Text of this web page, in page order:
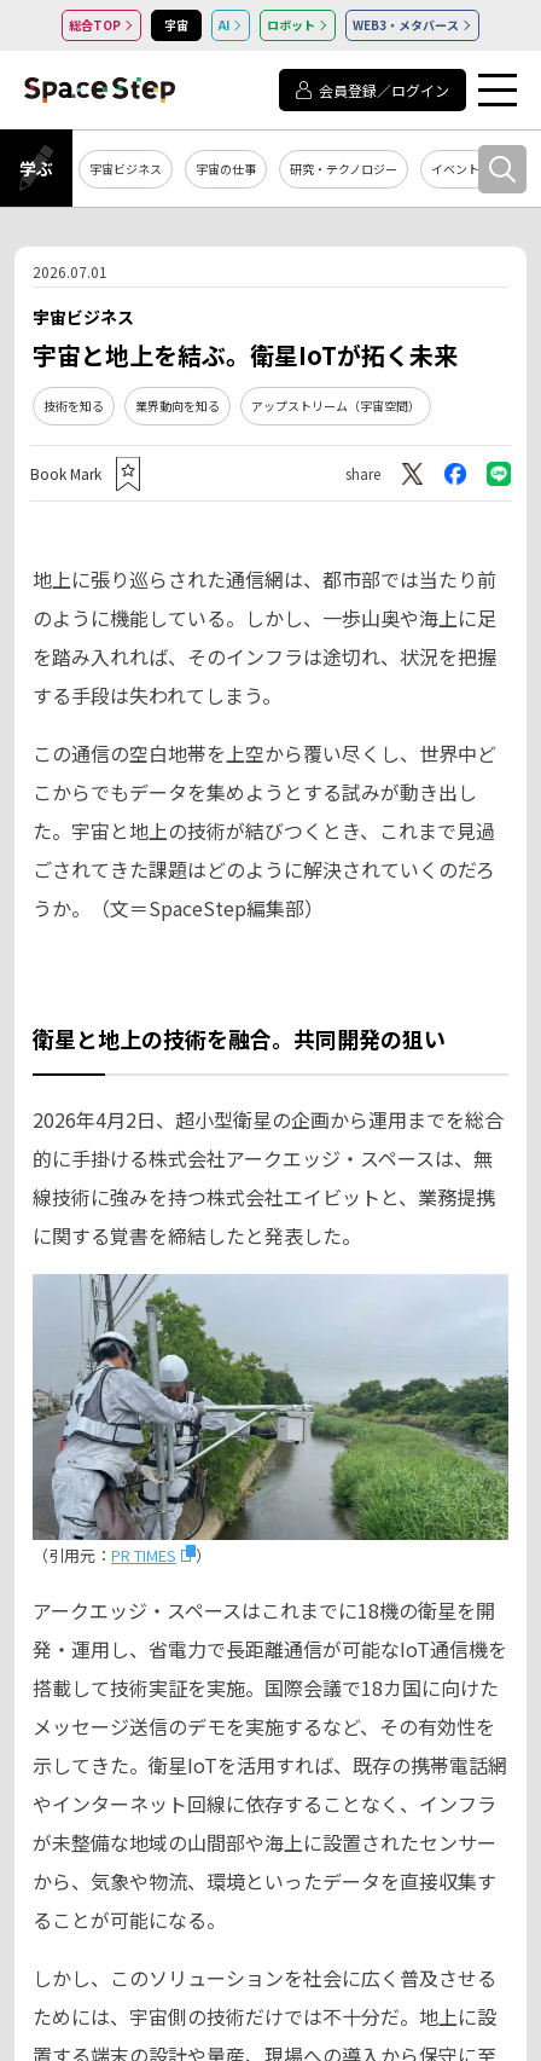
総合TOP 宇宙 AI ロボット WEB3・メタバース
会員登録／ログイン
学ぶ 宇宙ビジネス 宇宙の仕事 研究・テクノロジー イベント・セミナー
2026.07.01
宇宙ビジネス
宇宙と地上を結ぶ。衛星IoTが拓く未来
技術を知る 業界動向を知る アップストリーム（宇宙空間）
Book Mark share
地上に張り巡らされた通信網は、都市部では当たり前
のように機能している。しかし、一歩山奥や海上に足
を踏み入れれば、そのインフラは途切れ、状況を把握
する手段は失われてしまう。
この通信の空白地帯を上空から覆い尽くし、世界中ど
こからでもデータを集めようとする試みが動き出し
た。宇宙と地上の技術が結びつくとき、これまで見過
ごされてきた課題はどのように解決されていくのだろ
うか。（文＝SpaceStep編集部）
衛星と地上の技術を融合。共同開発の狙い
2026年4月2日、超小型衛星の企画から運用までを総合
的に手掛ける株式会社アークエッジ・スペースは、無
線技術に強みを持つ株式会社エイビットと、業務提携
に関する覚書を締結したと発表した。
（引用元： PR TIMES ）
アークエッジ・スペースはこれまでに18機の衛星を開
発・運用し、省電力で長距離通信が可能なIoT通信機を
搭載して技術実証を実施。国際会議で18カ国に向けた
メッセージ送信のデモを実施するなど、その有効性を
示してきた。衛星IoTを活用すれば、既存の携帯電話網
やインターネット回線に依存することなく、インフラ
が未整備な地域の山間部や海上に設置されたセンサー
から、気象や物流、環境といったデータを直接収集す
ることが可能になる。
しかし、このソリューションを社会に広く普及させる
ためには、宇宙側の技術だけでは不十分だ。地上に設
置する端末の設計や量産、現場への導入から保守に至